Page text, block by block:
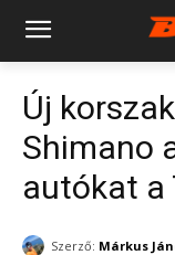
Új
Shimano
autókat a
Szerző: Márkus